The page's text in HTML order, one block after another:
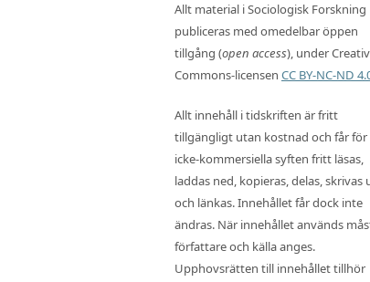
Allt material i Sociologisk Forskning
publiceras med omedelbar öppen
tillgång (open access), under
Commons-licensen CC BY-NC-ND
Allt innehåll i tidskriften är fritt
tillgängligt utan kostnad och får för
icke-kommersiella syften fritt läsas,
laddas ned, kopieras, delas, skrivas
och länkas. Innehållet får dock inte
ändras. När innehållet används
författare och källa anges.
Upphovsrätten till innehållet tillhör